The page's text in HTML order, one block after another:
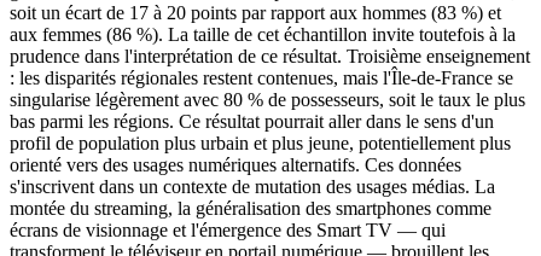
soit un écart de 17 à 20 points par rapport aux hommes (83 %) et
aux femmes (86 %). La taille de cet échantillon invite toutefois à la
prudence dans l'interprétation de ce résultat. Troisième enseignement
: les disparités régionales restent contenues, mais l'Île-de-France se
singularise légèrement avec 80 % de possesseurs, soit le taux le plus
bas parmi les régions. Ce résultat pourrait aller dans le sens d'un
profil de population plus urbain et plus jeune, potentiellement plus
orienté vers des usages numériques alternatifs. Ces données
s'inscrivent dans un contexte de mutation des usages médias. La
montée du streaming, la généralisation des smartphones comme
écrans de visionnage et l'émergence des Smart TV — qui
transforment le téléviseur en portail numérique — brouillent les